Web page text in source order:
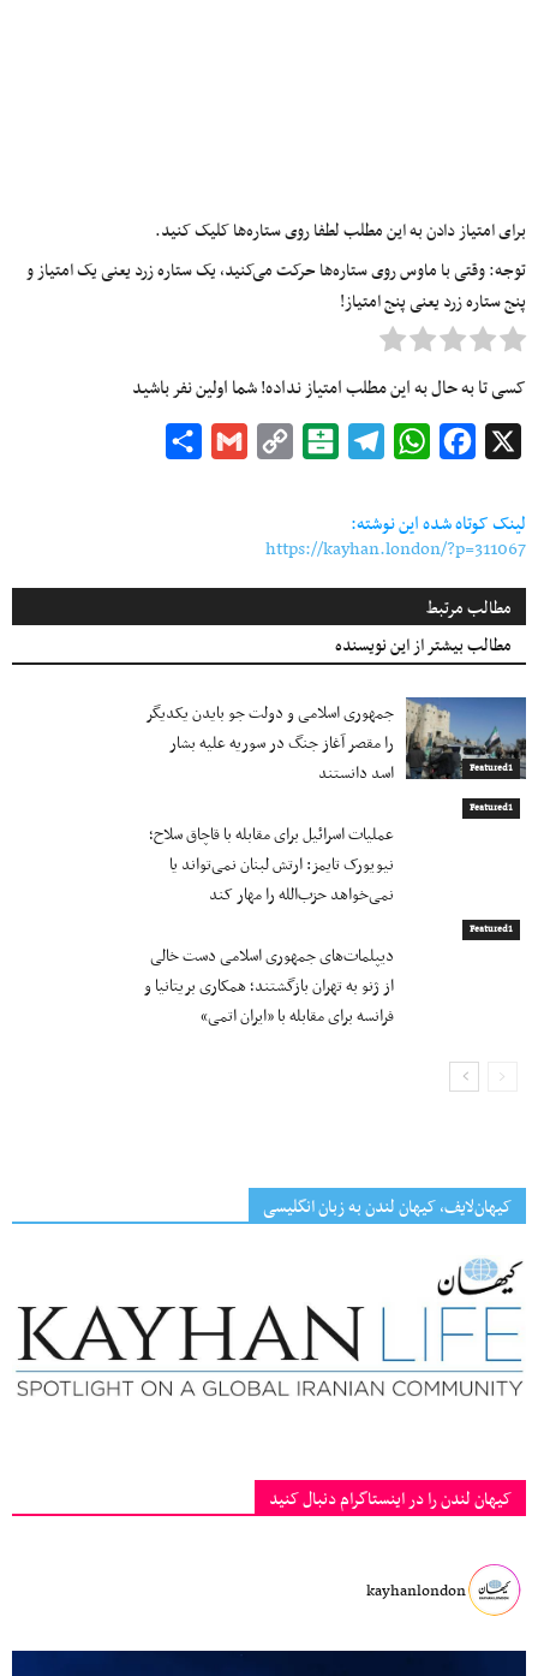
برای امتیاز دادن به این مطلب لطفا روی ستاره‌ها کلیک کنید.
توجه: وقتی با ماوس روی ستاره‌ها حرکت می‌کنید، یک ستاره زرد یعنی یک امتیاز و
پنج ستاره زرد یعنی پنج امتیاز!
کسی تا به حال به این مطلب امتیاز نداده! شما اولین نفر باشید
Facebook
WhatsApp
Telegram
Balatarin
Copy
Gmail
لینک کوتاه شده این نوشته:
https://kayhan.london/?p=311067
مطالب مرتبط
مطالب بیشتر از این نویسنده
Featured1
جمهوری اسلامی و دولت جو بایدن یکدیگر
را مقصر آغاز جنگ در سوریه علیه بشار
اسد دانستند
Featured1
عملیات اسرائیل برای مقابله با قاچاق سلاح؛
نیویورک تایمز: ارتش لبنان نمی‌تواند یا
نمی‌خواهد حزب‌الله را مهار کند
Featured1
دیپلمات‌های جمهوری اسلامی دست خالی
از ژنو به تهران بازگشتند؛ همکاری بریتانیا و
فرانسه برای مقابله با «ایران اتمی»
کیهان‌لایف، کیهان لندن به زبان انگلیسی
کیهان لندن را در اینستاگرام دنبال کنید
kayhanlondon